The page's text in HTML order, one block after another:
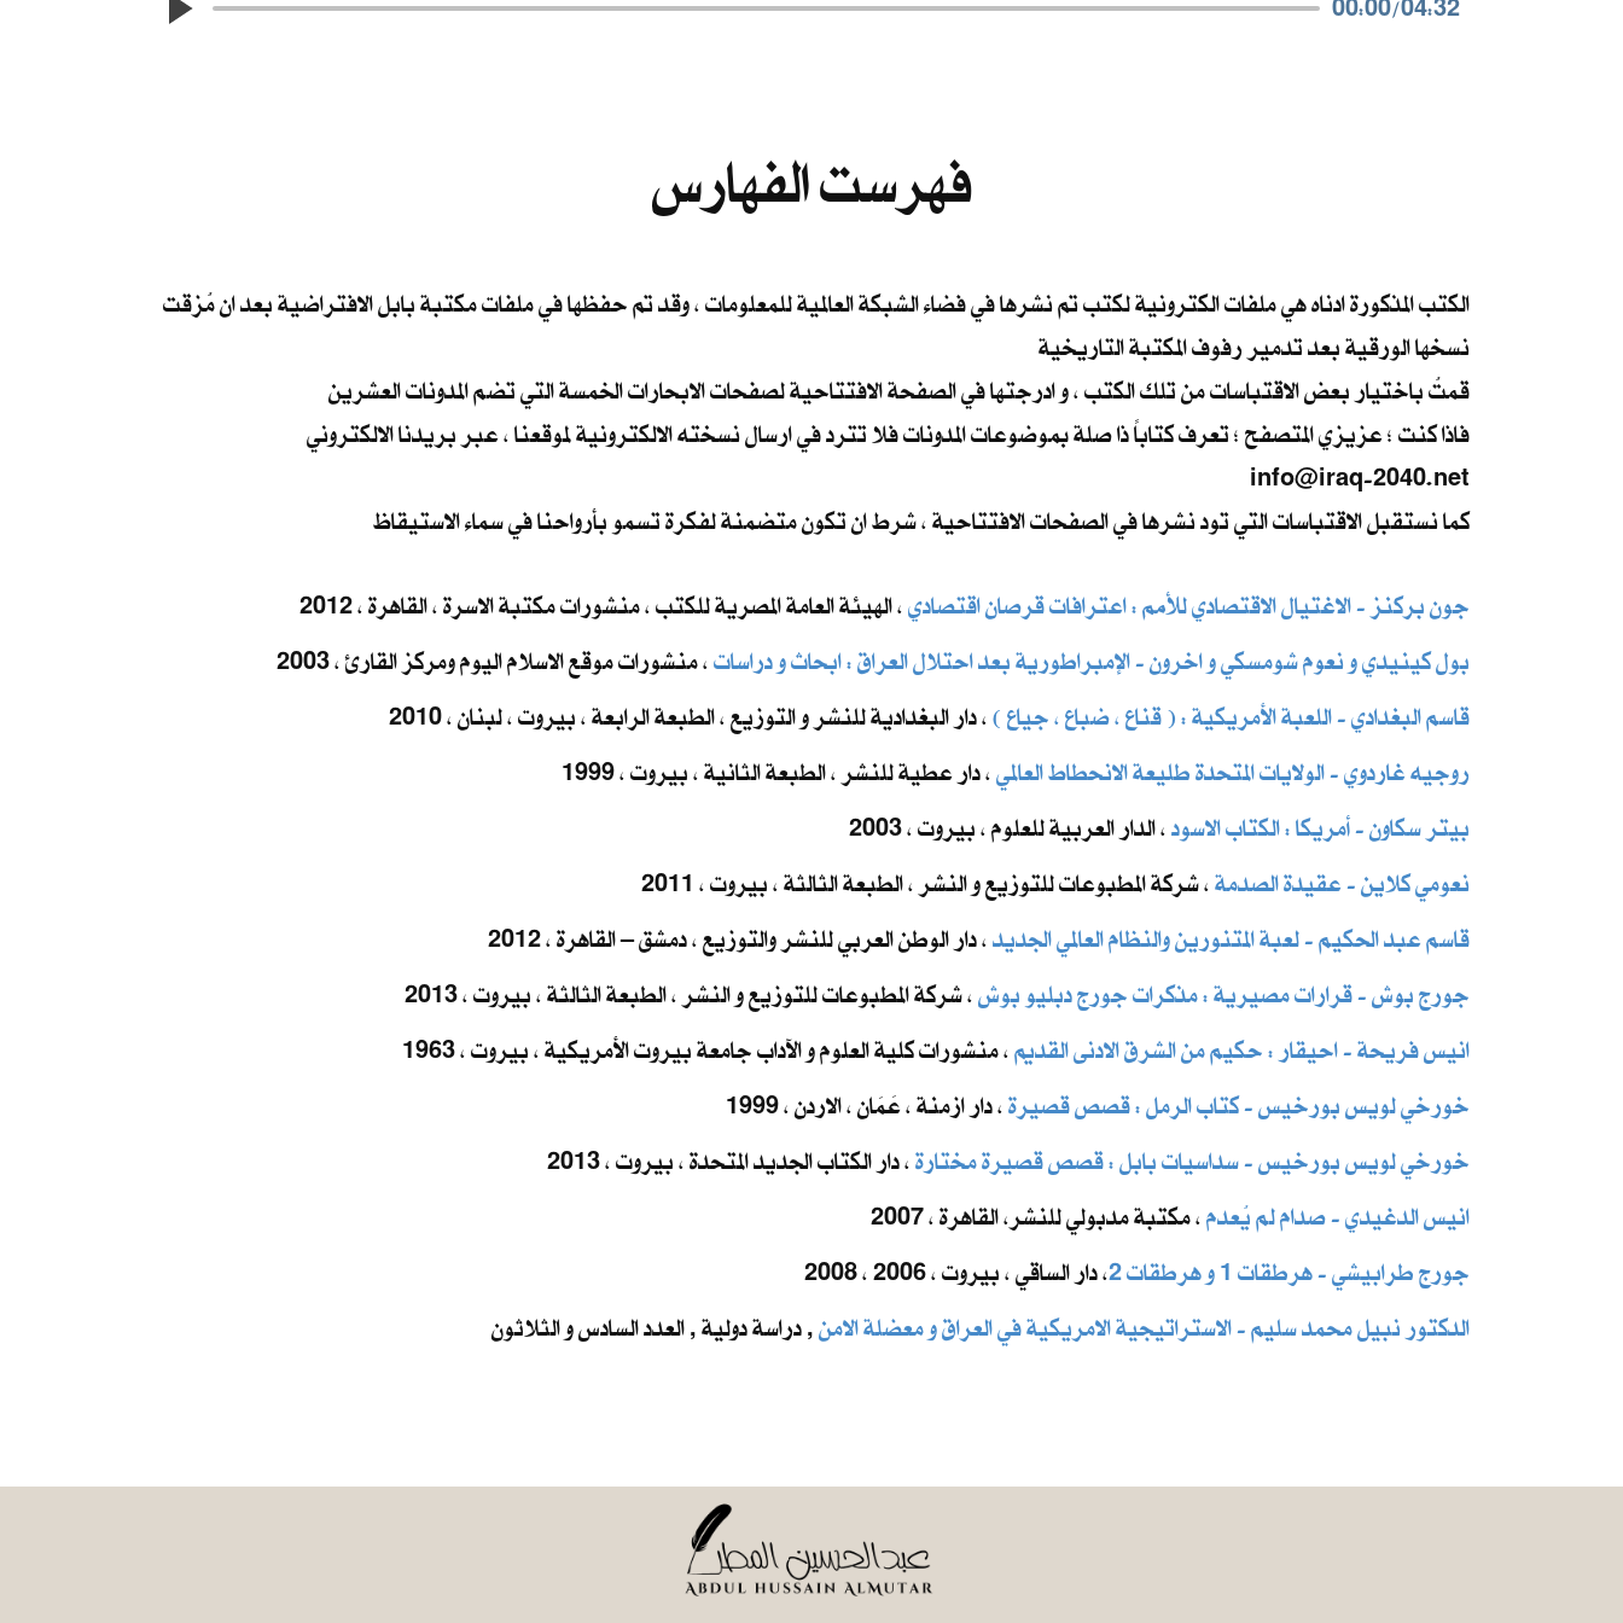
فهرست الفهارس
الكتب المذكورة ادناه هي ملفات الكترونية لكتب تم نشرها في فضاء الشبكة العالمية للمعلومات ، وقد تم حفظها في ملفات مكتبة بابل الافتراضية بعد ان مُزقت
نسخها الورقية بعد تدمير رفوف المكتبة التاريخية
قمتُ باختيار بعض الاقتباسات من تلك الكتب ، و ادرجتها في الصفحة الافتتاحية لصفحات الابحارات الخمسة التي تضم المدونات العشرين
فاذا كنت ؛ عزيزي المتصفح ؛ تعرف كتاباً ذا صلة بموضوعات المدونات فلا تترد في ارسال نسخته الالكترونية لموقعنا ، عبر بريدنا الالكتروني
info@iraq-2040.net
كما نستقبل الاقتباسات التي تود نشرها في الصفحات الافتتاحية ، شرط ان تكون متضمنة لفكرة تسمو بأرواحنا في سماء الاستيقاظ
جون بركنز - الاغتيال الاقتصادي للأمم : اعترافات قرصان اقتصادي، الهيئة العامة المصرية للكتب ، منشورات مكتبة الاسرة ، القاهرة ، 2012
بول كينيدي و نعوم شومسكي و اخرون ​- الإمبراطورية بعد احتلال العراق : ابحاث و دراسات، منشورات موقع الاسلام اليوم ومركز القارئ ، 2003
قاسم البغدادي - اللعبة الأمريكية : ( قناع ، ضباع ، جياع )، دار البغدادية للنشر و التوزيع ، الطبعة الرابعة ، بيروت ، لبنان ، 2010
روجيه غاردوي - الولايات المتحدة طليعة الانحطاط العالمي، دار عطية للنشر ، الطبعة الثانية ، بيروت ، 1999
بيتر سكاون - أمريكا : الكتاب الاسود، الدار العربية للعلوم ، بيروت ، 2003
نعومي كلاين - عقيدة الصدمة، شركة المطبوعات للتوزيع و النشر ، الطبعة الثالثة ، بيروت ، 2011
قاسم عبد الحكيم - لعبة المتنورين والنظام العالمي الجديد، دار الوطن العربي للنشر والتوزيع ، دمشق – القاهرة ، 2012
جورج بوش - قرارات مصيرية : مذكرات جورج دبليو بوش، شركة المطبوعات للتوزيع و النشر ، الطبعة الثالثة ، بيروت ، 2013
انيس فريحة - احيقار : حكيم من الشرق الادنى القديم، منشورات كلية العلوم و الآداب جامعة بيروت الأمريكية ، بيروت ، 1963
خورخي لويس بورخيس - كتاب الرمل : قصص قصيرة، دار ازمنة ، عَمَان ، الاردن ، 1999
خورخي لويس بورخيس - سداسيات بابل : قصص قصيرة مختارة، دار الكتاب الجديد المتحدة ، بيروت ، 2013
انيس الدغيدي - صدام لم يُعدم، مكتبة مدبولي للنشر، القاهرة ، 2007
جورج طرابيشي - هرطقات 1 و هرطقات 2
، دار الساقي ، بيروت ، 2006 ، 2008
الدكتور نبيل محمد سليم - الاستراتيجية الامريكية في العراق و معضلة الامن, دراسة دولية , العدد السادس و الثلاثون